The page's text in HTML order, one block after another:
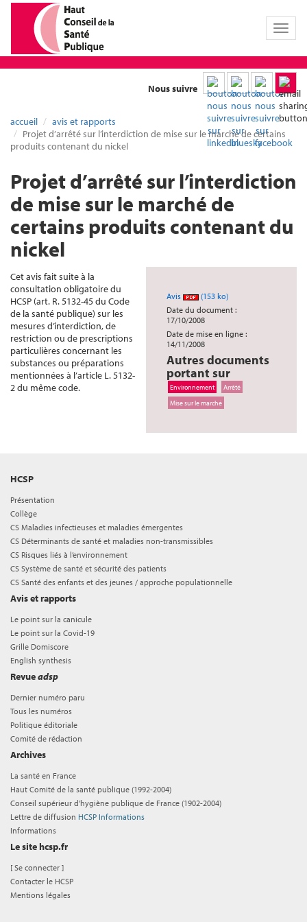
Toggle
Nous suivre
accueil
avis et rapports
Projet d’arrêté sur l’interdiction de mise sur le marché de certains
produits contenant du nickel
Projet d’arrêté sur l’interdiction
de mise sur le marché de
certains produits contenant du
nickel
Avis
(153 ko)
Date du document :
17/10/2008
Date de mise en ligne :
14/11/2008
Autres documents
portant sur
Environnement
Arrêté
Mise sur le marché
Cet avis fait suite à la
consultation obligatoire du
HCSP (art. R. 5132-45 du Code
de la santé publique) sur les
mesures d’interdiction, de
restriction ou de prescriptions
particulières concernant les
substances ou préparations
mentionnées à l’article L. 5132-
2 du même code.
HCSP
Présentation
Collège
CS Maladies infectieuses et maladies émergentes
CS Déterminants de santé et maladies non-transmissibles
CS Risques liés à l’environnement
CS Système de santé et sécurité des patients
CS Santé des enfants et des jeunes / approche populationnelle
Avis et rapports
Le point sur la canicule
Le point sur la Covid-19
Grille Domiscore
English synthesis
Revueadsp
Dernier numéro paru
Tous les numéros
Politique éditoriale
Comité de rédaction
Archives
La santé en France
Haut Comité de la santé publique (1992-2004)
Conseil supérieur d'hygiène publique de France (1902-2004)
Lettre de diffusion HCSP Informations
Informations
Le site hcsp.fr
[Se connecter ]
Contacter le HCSP
Mentions légales